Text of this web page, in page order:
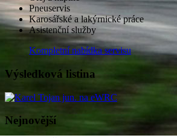
Pneuservis
Karosářské a lakýrnické práce
Asistenční služby
Kompletní nabídka servisu
Výsledková listina
Nejnovější